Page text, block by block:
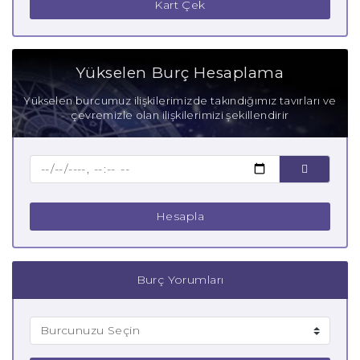
Balık Burcu Zayıf Yanları
Anne Balık Burcu
Baba Balık Burcu
Kart Çek
Yükselen Burç Hesaplama
Yükselen burcumuz ilişkilerimizde takındığımız tavırları ve
çevremizle olan ilişkilerimizi şekillendirir
Hesapla
Burç Yorumları